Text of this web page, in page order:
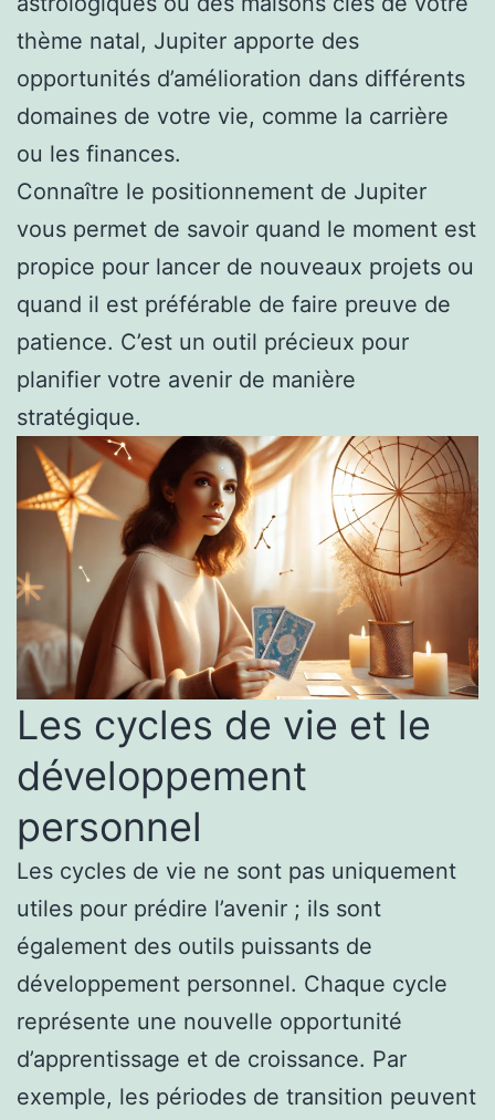
thème natal, Jupiter apporte des
opportunités d’amélioration dans différents
domaines de votre vie, comme la carrière
ou les finances.
Connaître le positionnement de Jupiter
vous permet de savoir quand le moment est
propice pour lancer de nouveaux projets ou
quand il est préférable de faire preuve de
patience. C’est un outil précieux pour
planifier votre avenir de manière
stratégique.
Les cycles de vie et le
développement
personnel
Les cycles de vie ne sont pas uniquement
utiles pour prédire l’avenir ; ils sont
également des outils puissants de
développement personnel. Chaque cycle
représente une nouvelle opportunité
d’apprentissage et de croissance. Par
exemple, les périodes de transition peuvent